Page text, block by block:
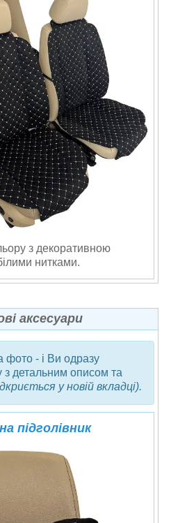
з декоративною
нитками.
аксесуари
фото - і Ви одразу
з детальним описом та
у новій вкладці).
підголівник